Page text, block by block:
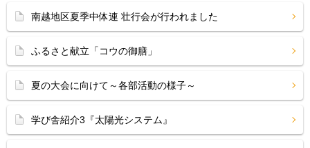
南越地区夏季中体連 壮行会が行われました
ふるさと献立「コウの御膳」
夏の大会に向けて～各部活動の様子～
学び舎紹介3『太陽光システム』